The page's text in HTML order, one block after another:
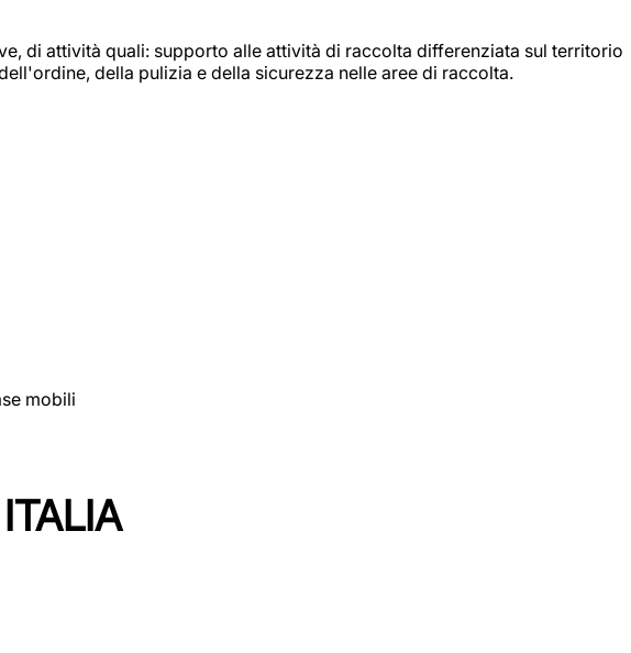
di attività quali: supporto alle attività di raccolta differenziata sul territorio
della pulizia e della sicurezza nelle aree di raccolta.
mobili